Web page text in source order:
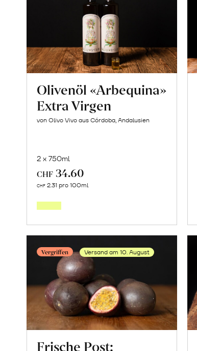
Olivenöl «Arbequina»
Extra Virgen
von Olivo Vivo aus Córdoba, Andalusien
2 x 750ml
CHF 34.60
CHF 2.31 pro 100ml
Vergriffen Versand am 10. August
Frische Post: